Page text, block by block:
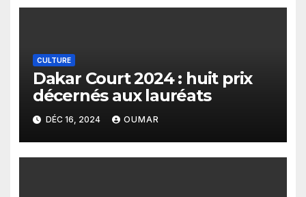
CULTURE
Dakar Court 2024 : huit prix
décernés aux lauréats
DÉC 16, 2024 OUMAR